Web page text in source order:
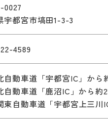
0027
宇都宮市塙田1-3-3
4589
自動車道「宇都宮IC」から
自動車道「鹿沼IC」から約
東自動車道「宇都宮上三川